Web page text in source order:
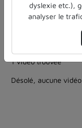
Filtres actifs
Français
la-philo-
questions-cles-de-
1 vidéo trouvée
Désolé, aucune
dyslexie etc.),
analyser le